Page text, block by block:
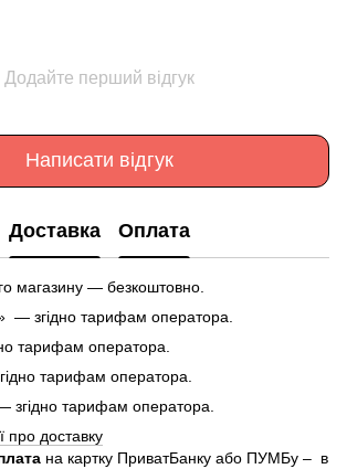
Додайте перший відгук
Написати відгук
Доставка Оплата
магазину — безкоштовно.
згідно тарифам оператора.
тарифам оператора.
тарифам оператора.
згідно тарифам оператора.
про доставку
на картку ПриватБанку або ПУМБу – в